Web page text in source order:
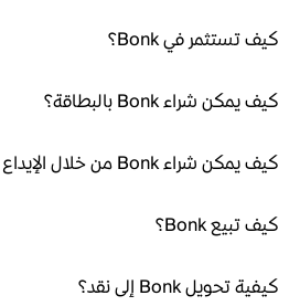
كيف تستثمر في Bonk؟
كيف يمكن شراء Bonk بالبطاقة؟
كيف يمكن شراء Bonk من خلال الإيداع البنكي؟
كيف تبيع Bonk؟
كيفية تحويل Bonk إلى نقد؟